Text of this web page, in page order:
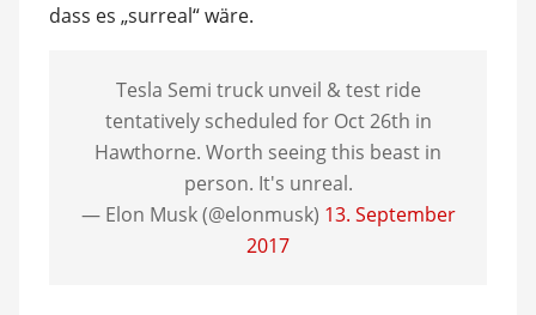
dass es „surreal“ wäre.
Tesla Semi truck unveil & test ride
tentatively scheduled for Oct 26th in
Hawthorne. Worth seeing this beast in
person. It's unreal.
— Elon Musk (@elonmusk) 13. September
2017